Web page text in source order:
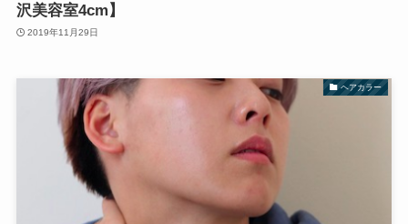
沢美容室4cm】
2019年11月29日
ヘアカラー